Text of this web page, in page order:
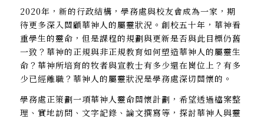
2020年，新的行政結構，學務處與校友會成為一家，期
待更多深入關顧華神人的屬靈狀況。創校五十年，華神看
重學生的靈命，但是課程的規劃與更新是否與此目標仍舊
一致？華神的正規與非正規教育如何塑造華神人的屬靈生
命？華神所培育的牧者與宣教士有多少還在崗位上？有多
少已經離職？華神人的屬靈狀況是學務處深切關懷的。
學務處正策劃一項華神人靈命關懷計劃，希望透過檔案整
理、實地訪問、文字記錄、論文撰寫等，探討華神人與靈